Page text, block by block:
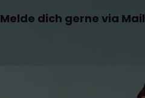
Melde dich gerne via Mail